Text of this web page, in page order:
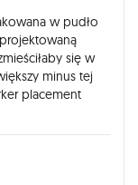
w pudło
się w
minus tej
placement